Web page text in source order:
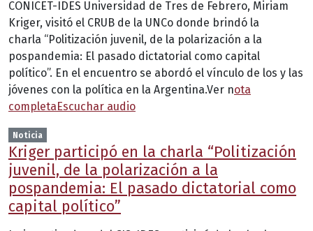
CONICET-IDES Universidad de Tres de Febrero, Miriam
Kriger, visitó el CRUB de la UNCo donde brindó la
charla “Politización juvenil, de la polarización a la
pospandemia: El pasado dictatorial como capital
político”. En el encuentro se abordó el vínculo de los y las
jóvenes con la política en la Argentina.Ver nota
completaEscuchar audio
Noticia
Kriger participó en la charla “Politización
juvenil, de la polarización a la
pospandemia: El pasado dictatorial como
capital político”